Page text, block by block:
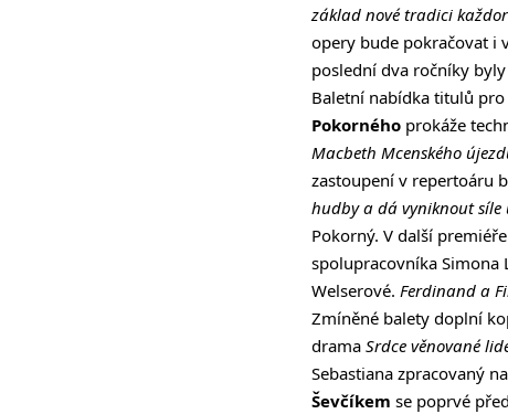
základ nové tradici
opery bude pokračovat i
poslední dva ročníky
Baletní nabídka titulů
Pokorného prokáže
Macbeth Mcenského
zastoupení v repertoáru
hudby a dá vyniknout síle
Pokorný. V další
spolupracovníka Simona
Welserové. Ferdinand a
Zmíněné balety doplní
drama Srdce věnované
Sebastiana zpracovaný
Ševčíkem se poprvé